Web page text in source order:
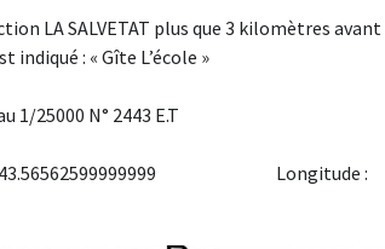
LA SALVETAT plus que 3 kilomètres
indiqué : « Gîte L’école »
1/25000 N° 2443 E.T
: 43.56562599999999 Longitude :